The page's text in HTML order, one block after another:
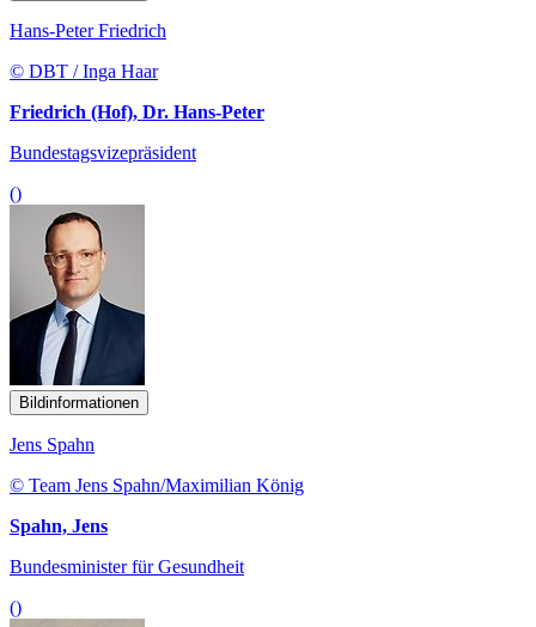
Hans-Peter Friedrich
© DBT / Inga Haar
Friedrich (Hof), Dr. Hans-Peter
Bundestagsvizepräsident
()
Bildinformationen
Jens Spahn
© Team Jens Spahn/Maximilian König
Spahn, Jens
Bundesminister für Gesundheit
()